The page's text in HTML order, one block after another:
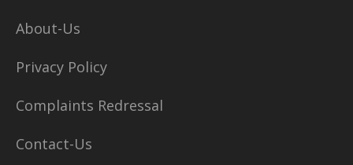
About-Us
Privacy Policy
Complaints Redressal
Contact-Us